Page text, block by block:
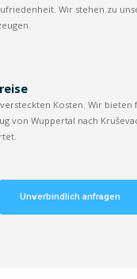
Wir stehen zu
Kosten. Wir
von Wuppertal nach
Unverbindlich anfragen